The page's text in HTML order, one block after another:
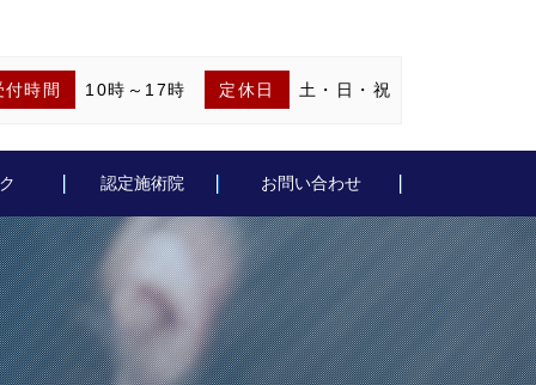
付時間 10時～17時 定休日 土・日・祝
認定施術院 お問い合わせ